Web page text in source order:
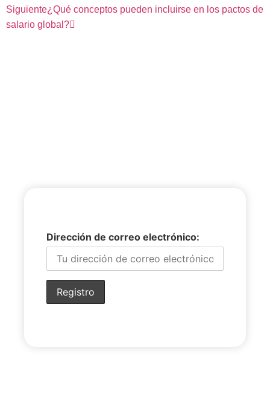
Siguiente¿Qué conceptos pueden incluirse en los pactos de
salario global?
Dirección de correo electrónico: